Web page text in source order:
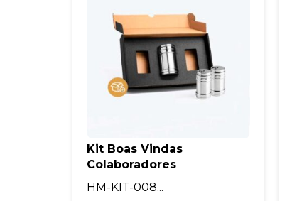
Kit Boas Vindas
Colaboradores
HM-KIT-008...